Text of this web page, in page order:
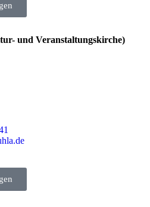
und Veranstaltungskirche)